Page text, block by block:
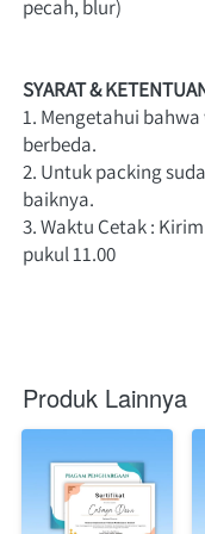
pecah, blur)
SYARAT &
1. Mengetahui
berbeda.
2. Untuk packing
baiknya.
3. Waktu Cetak :
pukul 11.00
Produk Lainnya